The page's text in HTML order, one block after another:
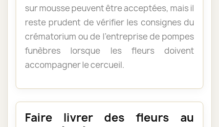
sur mousse peuvent être acceptées, mais il
reste prudent de vérifier les consignes du
crématorium ou de l’entreprise de pompes
funèbres lorsque les fleurs doivent
accompagner le cercueil.
Faire livrer des fleurs au